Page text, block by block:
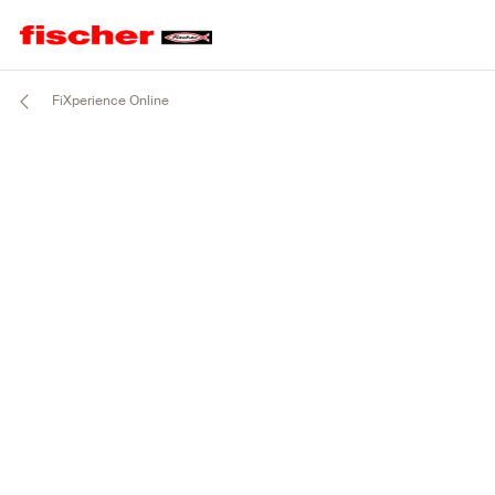
FiXperience Online